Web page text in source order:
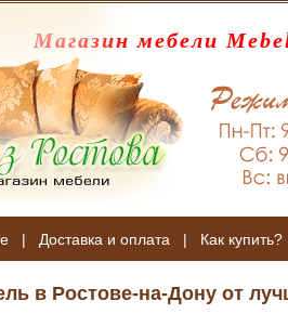
Магазин мебели
| Доставка и оплата | Как купить?
в Ростове-на-Дону от